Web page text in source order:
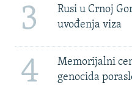
3
Rusi u Crnoj
uvođenja viza
4
Memorijalni
genocida